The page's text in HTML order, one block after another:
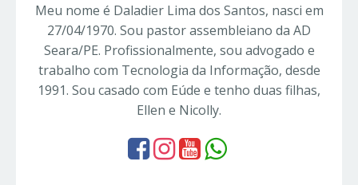
Meu nome é Daladier Lima dos Santos, nasci em
27/04/1970. Sou pastor assembleiano da AD
Seara/PE. Profissionalmente, sou advogado e
trabalho com Tecnologia da Informação, desde
1991. Sou casado com Eúde e tenho duas filhas,
Ellen e Nicolly.